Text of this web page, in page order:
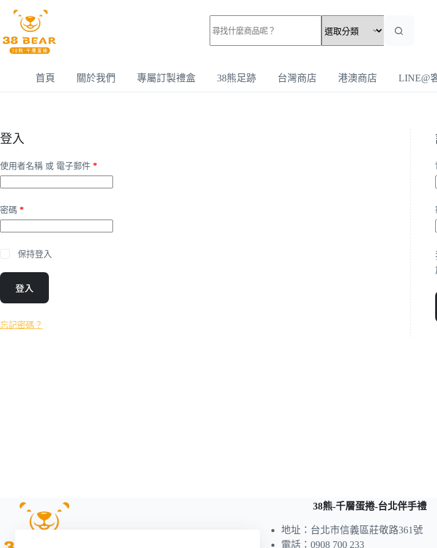
首頁 關於我們 專屬訂製禮盒 38熊足跡 台灣商店 港澳商店 LINE@
登入
使用者名稱 或 電子郵件 *
密碼 *
保持登入
登入
忘記密碼？
38熊-千層蛋捲-台北伴手禮
地址：台北市信義區莊敬路361號
電話：0908 700 233